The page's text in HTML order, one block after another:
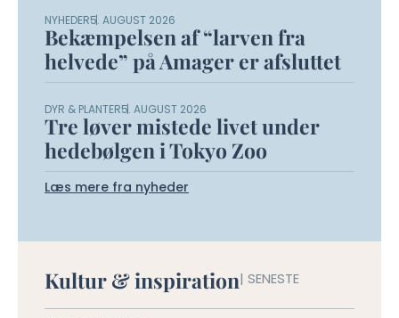
NYHEDER5. AUGUST 2026
Bekæmpelsen af “larven fra
helvede” på Amager er afsluttet
DYR & PLANTER5. AUGUST 2026
Tre løver mistede livet under
hedebølgen i Tokyo Zoo
Læs mere fra nyheder
Kultur & inspiration| SENESTE